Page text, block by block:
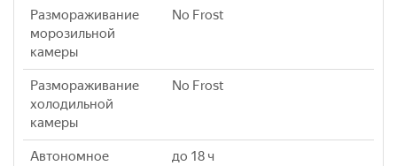
Размораживание
морозильной
камеры
No Frost
Размораживание
холодильной
камеры
No Frost
Автономное
до 18 ч